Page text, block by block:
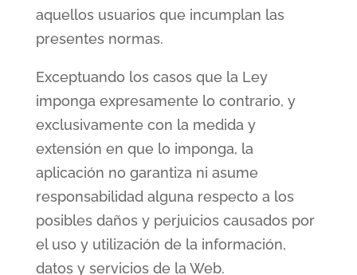
aquellos usuarios que incumplan las
presentes normas.
Exceptuando los casos que la Ley
imponga expresamente lo contrario, y
exclusivamente con la medida y
extensión en que lo imponga, la
aplicación no garantiza ni asume
responsabilidad alguna respecto a los
posibles daños y perjuicios causados por
el uso y utilización de la información,
datos y servicios de la Web.